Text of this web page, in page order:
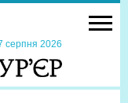
серпня 2026